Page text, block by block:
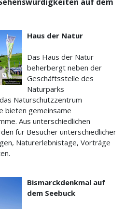
Haus der Natur
Das Haus der Natur
beherbergt neben der
Geschäftsstelle des
Naturparks
Naturschutzzentrum
bieten gemeinsame
Aus unterschiedlichen
für Besucher unterschiedlicher
Naturerlebnistage, Vorträge
Bismarckdenkmal auf
dem Seebuck